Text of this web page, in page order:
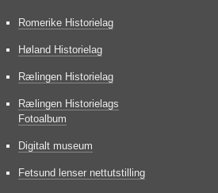
Romerike Historielag
Høland Historielag
Rælingen Historielag
Rælingen Historielags
Fotoalbum
Digitalt museum
Fetsund lenser nettutstilling